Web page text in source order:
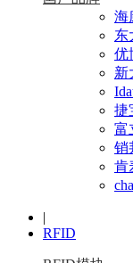
海
东
优
新
捷
富
销
肯
|
RFID